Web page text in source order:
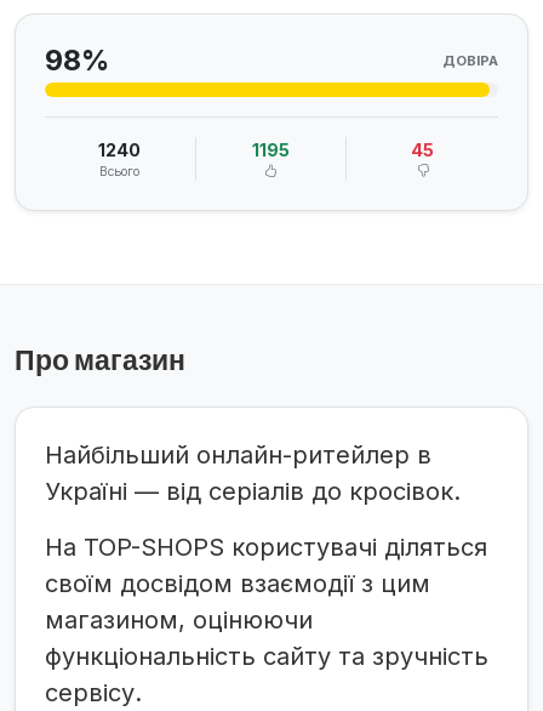
98% ДОВІРА
1240
Всього
1195 45
Про магазин
Найбільший онлайн-ритейлер в
Україні — від серіалів до кросівок.
На TOP-SHOPS користувачі діляться
своїм досвідом взаємодії з цим
магазином, оцінюючи
функціональність сайту та зручність
сервісу.